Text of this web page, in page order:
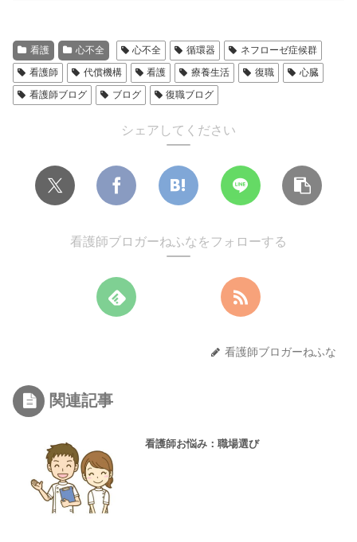
看護 心不全 心不全 循環器
ネフローゼ症候群
看護師
代償機構 看護 療養生活 復職
心臓
看護師ブログ
ブログ 復職ブログ
シェアしてください
看護師ブロガーねふなをフォローする
看護師ブロガーねふな
関連記事
看護師お悩み：職場選び